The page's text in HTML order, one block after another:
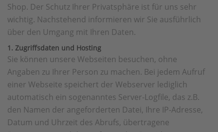
Shop. Der Schutz Ihrer Privatsphäre ist für uns sehr
wichtig. Nachstehend informieren wir Sie ausführlich
über den Umgang mit Ihren Daten.
1. Zugriffsdaten und Hosting
Sie können unsere Webseiten besuchen, ohne
Angaben zu Ihrer Person zu machen. Bei jedem Aufruf
einer Webseite speichert der Webserver lediglich
automatisch ein sogenanntes Server-Logfile, das z.B.
den Namen der angeforderten Datei, Ihre IP-Adresse,
Datum und Uhrzeit des Abrufs, übertragene